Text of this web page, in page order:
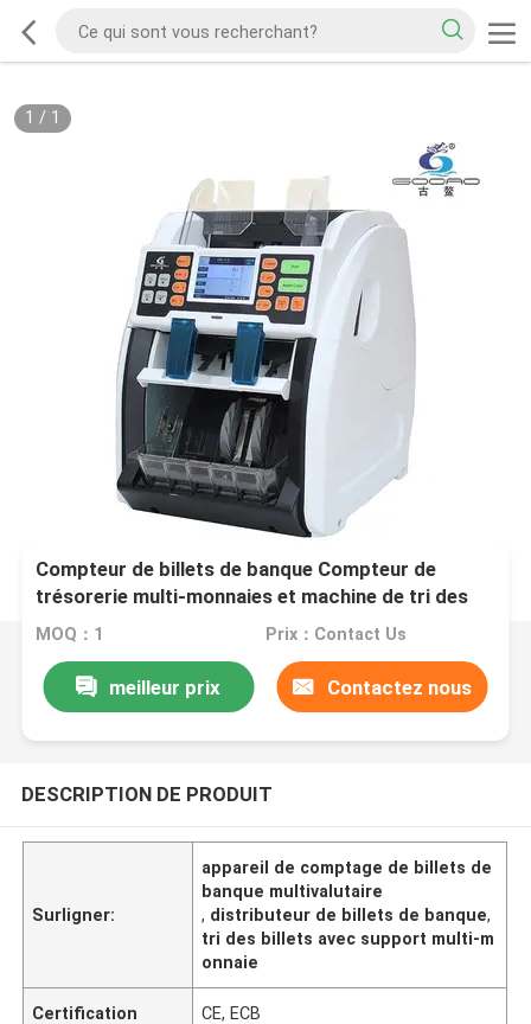
1 / 1
Compteur de billets de banque Compteur de
trésorerie multi-monnaies et machine de tri des
billets
MOQ：1 Prix：Contact Us
meilleur prix Contactez nous
DESCRIPTION DE PRODUIT
Surligner:
appareil de comptage de billets de
banque multivalutaire
, distributeur de billets de banque,
tri des billets avec support multi-m
onnaie
Certification CE, ECB